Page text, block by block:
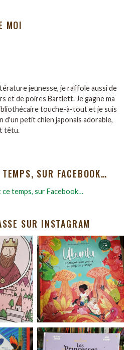
MOI
jeunesse, je raffole aussi de
et de poires Bartlett. Je gagne ma
touche-à-tout et je suis
d'un petit chien japonais adorable,
têtu.
SUR FACEBOOK…
ce temps, sur Facebook…
SUR INSTAGRAM